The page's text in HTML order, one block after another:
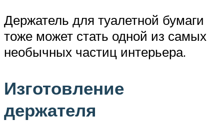
Держатель для туалетной бумаги
тоже может стать одной из самых
необычных частиц интерьера.
Изготовление
держателя